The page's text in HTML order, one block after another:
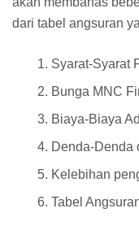
dari tabel angsuran
Syarat-Syarat
Bunga MNC
Biaya-Biaya
Denda-Denda
Kelebihan
Tabel